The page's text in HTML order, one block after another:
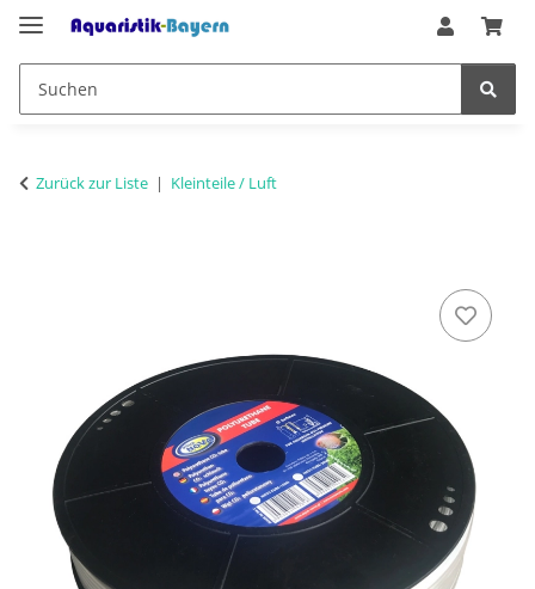
Zurück zur Liste Kleinteile / Luft